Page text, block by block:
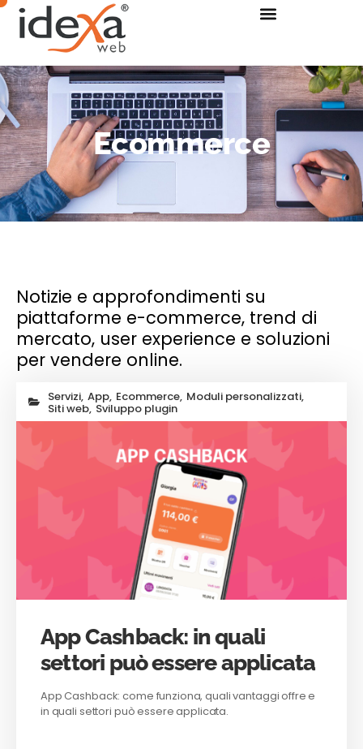
Ecommerce
Notizie e approfondimenti su
piattaforme e-commerce, trend di
mercato, user experience e soluzioni
per vendere online.
Servizi, App, Ecommerce, Moduli personalizzati,
Siti web, Sviluppo plugin
App Cashback: in quali
settori può essere applicata
App Cashback: come funziona, quali vantaggi offre e
in quali settori può essere applicata.